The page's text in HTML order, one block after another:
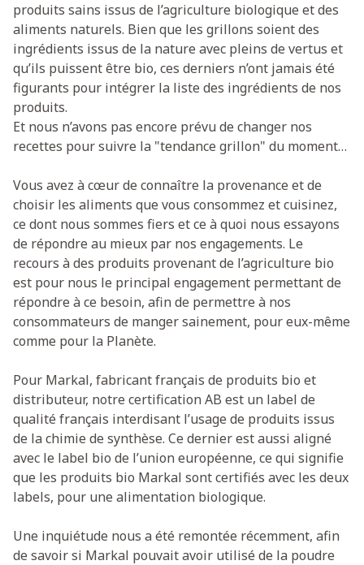
produits sains issus de l’agriculture biologique et des
aliments naturels. Bien que les grillons soient des
ingrédients issus de la nature avec pleins de vertus et
qu’ils puissent être bio, ces derniers n’ont jamais été
figurants pour intégrer la liste des ingrédients de nos
produits.
Et nous n’avons pas encore prévu de changer nos
recettes pour suivre la "tendance grillon" du moment…
Vous avez à cœur de connaître la provenance et de
choisir les aliments que vous consommez et cuisinez,
ce dont nous sommes fiers et ce à quoi nous essayons
de répondre au mieux par nos engagements. Le
recours à des produits provenant de l’agriculture bio
est pour nous le principal engagement permettant de
répondre à ce besoin, afin de permettre à nos
consommateurs de manger sainement, pour eux-même
comme pour la Planète.
Pour Markal, fabricant français de produits bio et
distributeur, notre certification AB est un label de
qualité français interdisant l’usage de produits issus
de la chimie de synthèse. Ce dernier est aussi aligné
avec le label bio de l’union européenne, ce qui signifie
que les produits bio Markal sont certifiés avec les deux
labels, pour une alimentation biologique.
Une inquiétude nous a été remontée récemment, afin
de savoir si Markal pouvait avoir utilisé de la poudre